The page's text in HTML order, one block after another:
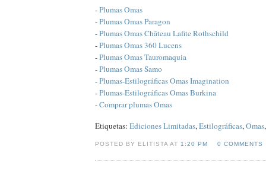
-Plumas Omas
-Plumas Omas Paragon
-Plumas Omas Château Lafite Rothschild
-Plumas Omas 360 Lucens
-Plumas Omas Tauromaquia
-Plumas Omas Samo
-Plumas-Estilográficas Omas Imagination
-Plumas-Estilográficas Omas Burkina
-Comprar plumas Omas
Etiquetas: Ediciones Limitadas,Estilográficas,Omas
POSTED BY ELITISTA AT1:20 PM 0 COMMENTS